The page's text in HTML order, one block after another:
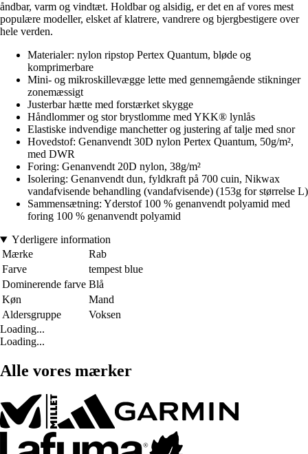
åndbar, varm og vindtæt. Holdbar og alsidig, er det en af vores mest
populære modeller, elsket af klatrere, vandrere og bjergbestigere over
hele verden.
Materialer: nylon ripstop Pertex Quantum, bløde og
komprimerbare
Mini- og mikroskillevægge lette med gennemgående stikninger
zonemæssigt
Justerbar hætte med forstærket skygge
Håndlommer og stor brystlomme med YKK® lynlås
Elastiske indvendige manchetter og justering af talje med snor
Hovedstof: Genanvendt 30D nylon Pertex Quantum, 50g/m²,
med DWR
Foring: Genanvendt 20D nylon, 38g/m²
Isolering: Genanvendt dun, fyldkraft på 700 cuin, Nikwax
vandafvisende behandling (vandafvisende) (153g for størrelse L)
Sammensætning: Yderstof 100 % genanvendt polyamid med
foring 100 % genanvendt polyamid
Yderligere information
Mærke
Rab
Farve
tempest blue
Dominerende farve Blå
Køn
Mand
Aldersgruppe
Voksen
Loading...
Loading...
Alle vores mærker